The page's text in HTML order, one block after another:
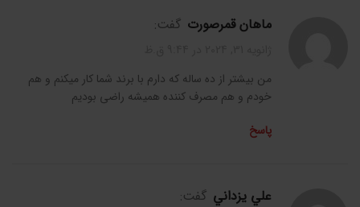
ماهان قمرصورت گفت:
من بیشتر از ده ساله که دارم با برند شما کار میکنم و هم
خودم و هم مصرف کننده همیشه راضی بودیم
پاسخ
علي يزداني گفت: